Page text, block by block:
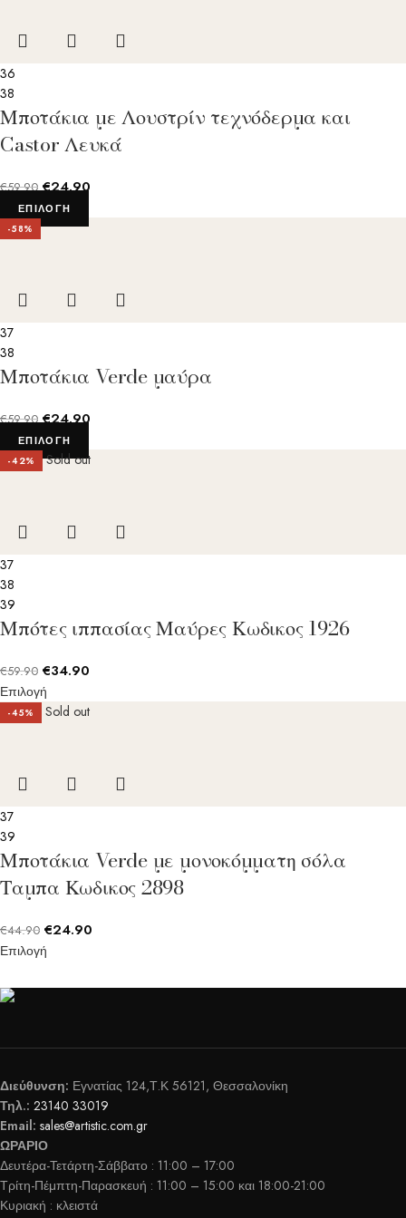
36
38
Μποτάκια με Λουστρίν τεχνόδερμα και
Castor Λευκά
€59.90 €24.90
ΕΠΙΛΟΓΉ
-58%
37
38
Μποτάκια Verde μαύρα
€59.90 €24.90
ΕΠΙΛΟΓΉ
-42% Sold out
37
38
39
Μπότες ιππασίας Μαύρες Κωδικος 1926
€59.90 €34.90
Επιλογή
-45% Sold out
37
39
Μποτάκια Verde με μονοκόμματη σόλα
Ταμπα Κωδικος 2898
€44.90 €24.90
Επιλογή
Διεύθυνση: Εγνατίας 124,Τ.Κ 56121, Θεσσαλονίκη
Τηλ.: 23140 33019
Email: sales@artistic.com.gr
ΩΡΑΡΙΟ
Δευτέρα-Τετάρτη-Σάββατο : 11:00 – 17:00
Τρίτη-Πέμπτη-Παρασκευή : 11:00 – 15:00 και 18:00-21:00
Κυριακή : κλειστά